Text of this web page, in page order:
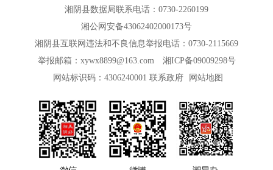
湘阴县数据局联系电话：0730-2260199
湘公网安备43062402000173号
湘阴县互联网违法和不良信息举报电话：0730-2115669
举报邮箱：xywx8899@163.com
湘ICP备09009298号
网站标识码：4306240001 联系政府 网站地图